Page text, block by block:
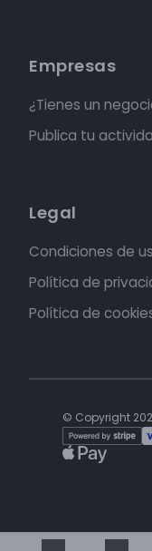
Empresas
¿Tienes un
Publica tu
Legal
Condiciones de
Política de
Política de
© Copyright